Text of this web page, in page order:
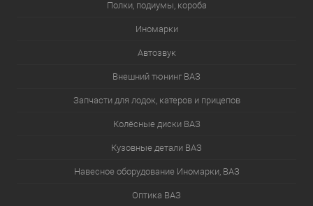
Полки, подиумы, короба
Иномарки
Автозвук
Внешний тюнинг ВАЗ
Запчасти для лодок, катеров и прицепов
Колёсные диски ВАЗ
Кузовные детали ВАЗ
Навесное оборудование Иномарки, ВАЗ
Оптика ВАЗ